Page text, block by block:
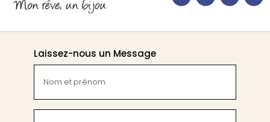
Laissez-nous un Message
et
prénom
(Nécessaire)